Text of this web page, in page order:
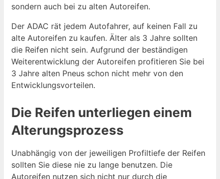
sondern auch bei zu alten Autoreifen.
Der ADAC rät jedem Autofahrer, auf keinen Fall zu
alte Autoreifen zu kaufen. Älter als 3 Jahre sollten
die Reifen nicht sein. Aufgrund der beständigen
Weiterentwicklung der Autoreifen profitieren Sie bei
3 Jahre alten Pneus schon nicht mehr von den
Entwicklungsvorteilen.
Die Reifen unterliegen einem
Alterungsprozess
Unabhängig von der jeweiligen Profiltiefe der Reifen
sollten Sie diese nie zu lange benutzen. Die
Autoreifen nutzen sich nicht nur durch die